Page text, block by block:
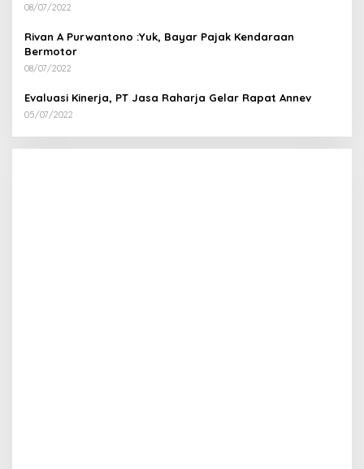
08/07/2022
Rivan A Purwantono :Yuk, Bayar Pajak Kendaraan
Bermotor
08/07/2022
Evaluasi Kinerja, PT Jasa Raharja Gelar Rapat Annev
05/07/2022